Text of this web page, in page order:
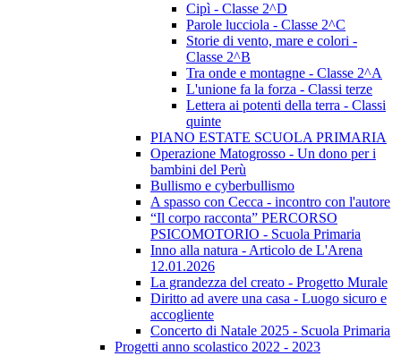
Cipì - Classe 2^D
Parole lucciola - Classe 2^C
Storie di vento, mare e colori -
Classe 2^B
Tra onde e montagne - Classe 2^A
L'unione fa la forza - Classi terze
Lettera ai potenti della terra - Classi
quinte
PIANO ESTATE SCUOLA PRIMARIA
Operazione Matogrosso - Un dono per i
bambini del Perù
Bullismo e cyberbullismo
A spasso con Cecca - incontro con l'autore
“Il corpo racconta” PERCORSO
PSICOMOTORIO - Scuola Primaria
Inno alla natura - Articolo de L'Arena
12.01.2026
La grandezza del creato - Progetto Murale
Diritto ad avere una casa - Luogo sicuro e
accogliente
Concerto di Natale 2025 - Scuola Primaria
Progetti anno scolastico 2022 - 2023